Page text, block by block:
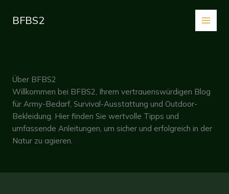
InhaltBFBS2
Über BFBS2
Willkommen bei BFBS2, Ihrem vertrauenswürdigen Blog
für Army-Bedarf, Survival-Ausstattung und Outdoor-
Bekleidung. Hier finden Sie wertvolle Tipps und
umfassende Anleitungen, um sicher und erfolgreich in der
Natur zu agieren.